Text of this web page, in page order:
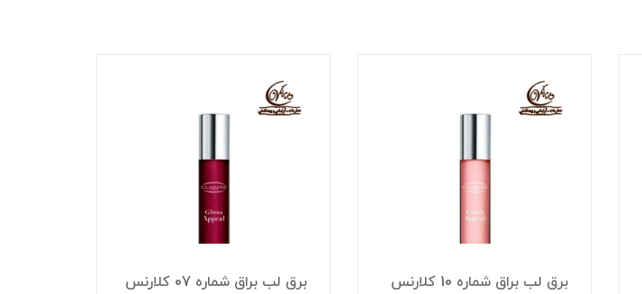
برق لب براق شماره 10 کلارنس
برق لب براق شماره 07 کلارنس